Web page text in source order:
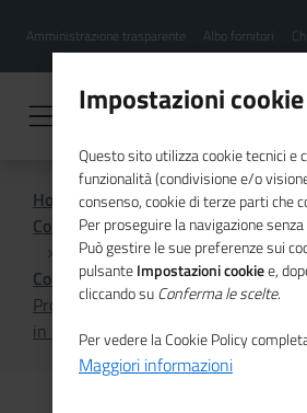
contenuto
Menu
hamburgher
Amministrazione trasparente Albo fornitori
Home
Comunicazione istituzionale per il
Comunicati Stampa
Propensione al risparmio: cresce più
in cinque anni
Impostazioni cookie
Questo sito utilizza cookie tecnici e
funzionalità (condivisione e/o
consenso, cookie di terze parti che
Per proseguire la navigazione
Può gestire le sue preferenze sui
pulsanteImpostazioni cookiee,
cliccando suConferma le scelte.
Per vedere la Cookie Policy
Maggiori informazioni